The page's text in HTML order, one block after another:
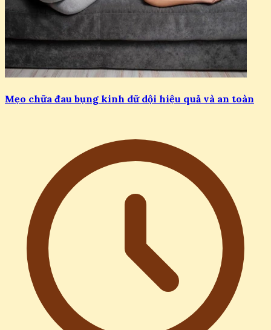
Mẹo chữa đau bụng kinh dữ dội hiệu quả và an toàn